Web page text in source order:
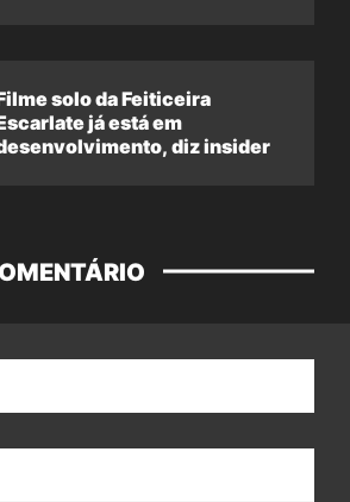
solo da Feiticeira
já está em
diz insider